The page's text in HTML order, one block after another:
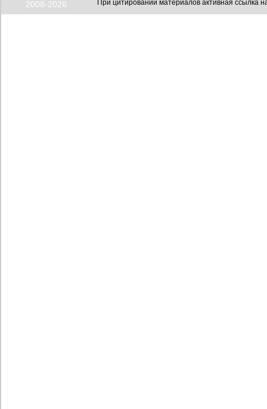
2008-2026 При цитировании материалов активная ссылка